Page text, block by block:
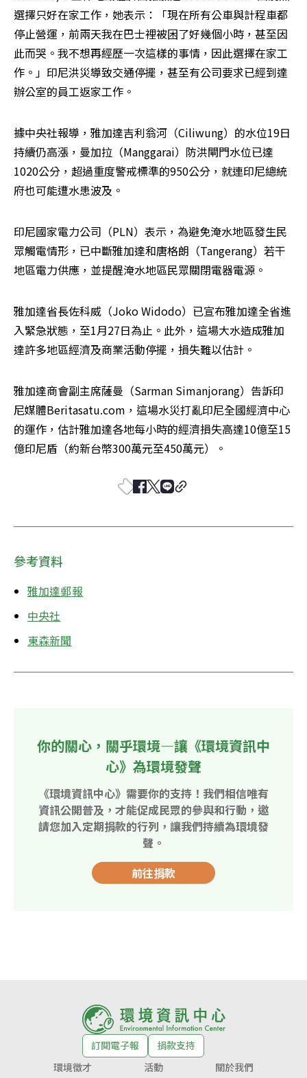
選擇只好在家工作，她表示：「現在所有公車與計程車都
停止營運，前兩天我在巴士裡被困了好幾個小時，甚至因
此而哭。我不想再經歷一次這樣的事情，因此選擇在家工
作。」印尼洪災導致交通停擺，甚至有公司要求已經到達
辦公室的員工返家工作。
據中央社報導，雅加達吉利翁河（Ciliwung）的水位19日
持續仍高漲，曼加拉（Manggarai）防洪閘門水位已達
1020公分，超過重度警戒標準的950公分，就連印尼總統
府也可能遭水患波及。
印尼國家電力公司（PLN）表示，為避免淹水地區發生民
眾觸電情形，已中斷雅加達和唐格朗（Tangerang）若干
地區電力供應，並提醒淹水地區民眾關閉電器電源。
雅加達省長佐科威（Joko Widodo）已宣布雅加達全省進
入緊急狀態，至1月27日為止。此外，這場大水造成雅加
達許多地區經濟及商業活動停擺，損失難以估計。
雅加達商會副主席薩曼（Sarman Simanjorang）告訴印
尼媒體Beritasatu.com，這場水災打亂印尼全國經濟中心
的運作，估計雅加達各地每小時的經濟損失高達10億至15
億印尼盾（約新台幣300萬元至450萬元）。
參考資料
雅加達郵報
中央社
東森新聞
你的關心，關乎環境—讓《環境資訊中
心》為環境發聲
《環境資訊中心》需要你的支持！我們相信唯有
資訊公開普及，才能促成民眾的參與和行動，邀
請您加入定期捐款的行列，讓我們持續為環境發
聲。
前往捐款
訂閱電子報
捐款支持
環境徵才
活動 關於我們